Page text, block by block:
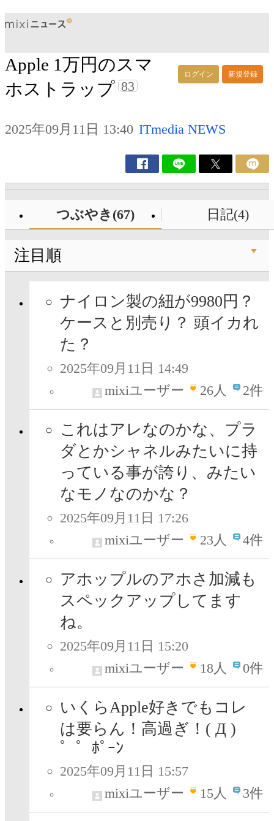
ログイン 新規登録
Apple 1万円のスマ
ホストラップ 83
2025年09月11日 13:40 ITmedia NEWS
つぶやき(67) 日記(4)
注目順
ナイロン製の紐が9980円？
ケースと別売り？ 頭イカれ
た？
2025年09月11日 14:49
mixiユーザー
26人 2件
これはアレなのかな、プラ
ダとかシャネルみたいに持
っている事が誇り、みたい
なモノなのかな？
2025年09月11日 17:26
mixiユーザー
23人 4件
アホップルのアホさ加減も
スペックアップしてます
ね。
2025年09月11日 15:20
mixiユーザー
18人 0件
いくらApple好きでもコレ
は要らん！高過ぎ！( Д )
゜゜ﾎﾟｰﾝ
2025年09月11日 15:57
mixiユーザー
15人 3件